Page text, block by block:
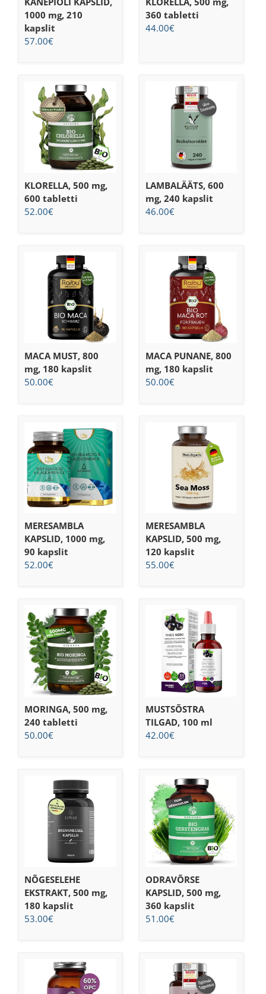
1000 mg, 210
kapslit
57.00€
360 tabletti
44.00€
KLORELLA, 500 mg,
600 tabletti
52.00€
LAMBALÄÄTS, 600
mg, 240 kapslit
46.00€
MACA MUST, 800
mg, 180 kapslit
50.00€
MACA PUNANE, 800
mg, 180 kapslit
50.00€
MERESAMBLA
KAPSLID, 1000 mg,
90 kapslit
52.00€
MERESAMBLA
KAPSLID, 500 mg,
120 kapslit
55.00€
MORINGA, 500 mg,
240 tabletti
50.00€
MUSTSÕSTRA
TILGAD, 100 ml
42.00€
NÕGESELEHE
EKSTRAKT, 500 mg,
180 kapslit
53.00€
ODRAVÕRSE
KAPSLID, 500 mg,
360 kapslit
51.00€